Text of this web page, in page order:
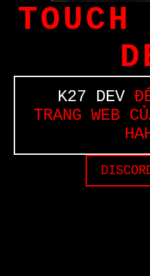
TOUCH
K27 DEV
TRANG WEB